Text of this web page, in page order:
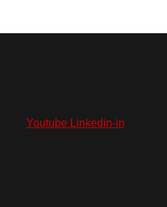
Youtube Linkedin-in